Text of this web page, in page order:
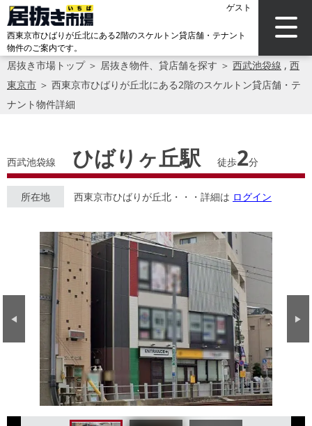
ゲスト
西東京市ひばりが丘北にある2階のスケルトン貸店舗・テナント
物件のご案内です。
居抜き市場トップ＞ 居抜き物件、貸店舗を探す ＞ 西武池袋線 , 西
東京市 ＞ 西東京市ひばりが丘北にある2階のスケルトン貸店舗・テ
ナント物件詳細
西武池袋線 ひばりヶ丘駅 徒歩2分
所在地 西東京市ひばりが丘北・・・詳細は ログイン
Previous Next